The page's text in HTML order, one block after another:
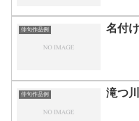
俳句作品例 名付
俳句作品例 滝つ